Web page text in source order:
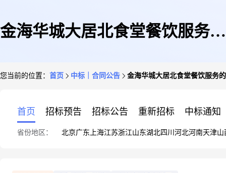
金海华城大居北食堂餐饮服务的
您当前的位置： 首页 中标｜合同公告 金海华城大居北食堂餐饮服务
首页 招标预告 招标公告 重新招标 中标通知
省份地区： 北京广东 上海江苏浙江山东湖北四川 河北河南天津山